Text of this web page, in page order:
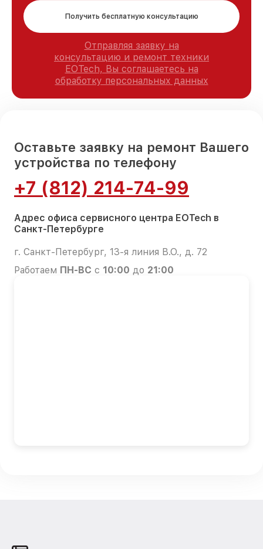
Получить бесплатную консультацию
Отправляя заявку на
консультацию и ремонт техники
EOTech, Вы соглашаетесь на
обработку персональных данных
Оставьте заявку на ремонт Вашего
устройства по телефону
+7 (812) 214-74-99
Адрес офиса сервисного центра EOTech в
Санкт-Петербурге
г. Санкт-Петербург, 13-я линия В.О., д. 72
Работаем ПН-ВС с 10:00 до 21:00